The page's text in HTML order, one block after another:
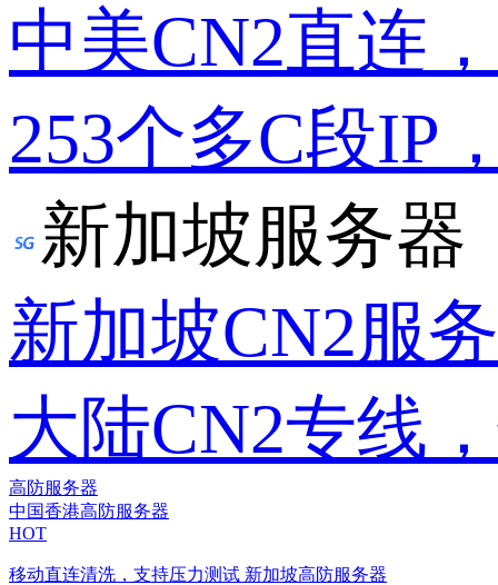
中美CN2直连
253个多C段IP
新加坡服务器
新加坡CN2服
大陆CN2专线
高防服务器
中国香港高防服务器
HOT
移动直连清洗，支持压力测试 新加坡高防服务器